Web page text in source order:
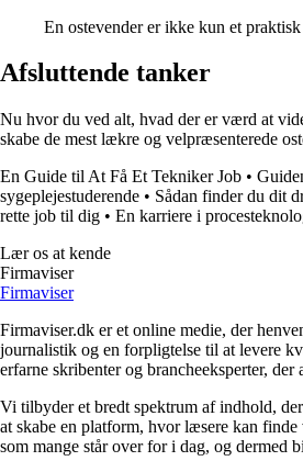
En ostevender er ikke kun et
Afsluttende tanker
Nu hvor du ved alt, hvad der er værd at
skabe de mest lækre og velpræsenterede
En Guide til At Få Et Tekniker Job •
sygeplejestuderende • Sådan finder du dit
rette job til dig • En karriere i
Lær os at kende
Firmaviser
Firmaviser
Firmaviser.dk er et online medie, der
journalistik og en forpligtelse til at levere
erfarne skribenter og brancheeksperter,
Vi tilbyder et bredt spektrum af indhold,
at skabe en platform, hvor læsere kan
som mange står over for i dag, og dermed